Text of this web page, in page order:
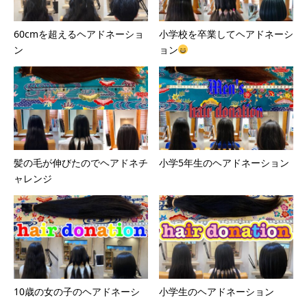
60cmを超えるヘアドネーショ
ン
小学校を卒業してヘアドネーシ
ョン
髪の毛が伸びたのでヘアドネチ
ャレンジ
小学5年生のヘアドネーション
10歳の女の子のヘアドネーシ
小学生のヘアドネーション